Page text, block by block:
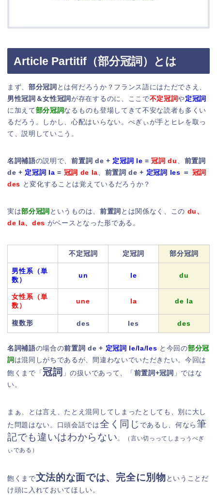
Article Partitif（部分冠詞）とは
まず、部分冠詞 とは何だろうか？フランス語にはただでさえ、
男性冠詞＆女性冠詞が存在するのに、ここで不定冠詞や定冠詞
に加えて 部分冠詞 なるものも登場してきて不安な読者も多くい
るだろう。しかし、心配はいらない。ぺぎぃが手とヒレを取っ
て、説明していこう。
名詞補語の説明で、前置詞 de + 定冠詞 le =冠詞 du 、 前置詞
de + 定冠詞 la = 冠詞 de la、 前置詞 de + 定冠詞 les ＝ 冠詞
des と変化することは覚えているだろうか？
実は部分冠詞 というものは、 前置詞 とは関係なく、この du、
de la、des がベースとなった形である。
不定冠詞 定冠詞 部分冠詞
男性系（単
数）
un le du
女性系（単
数）
une la de la
複数形 des les d es
名詞補語の場合の前置詞 de + 定冠詞 le/la/les と今回の部分冠
詞 は混同しがちであるが、間違わないでいただきたい。今回は
飽くまで「 冠詞 」の扱いであって、「 前置詞+冠詞 」ではな
い。
まぁ、とは言え、たとえ混同してしまったとしても、別に大し
た問題はない。口頭会話では全く同じ であるし、何なら 筆
記でも違いはわからない。
（言い切っってしまっうぺぎ
ぃである）
飽くまで文法的な面では、完全に別物 ということだ
け頭に入れておいてほしい。